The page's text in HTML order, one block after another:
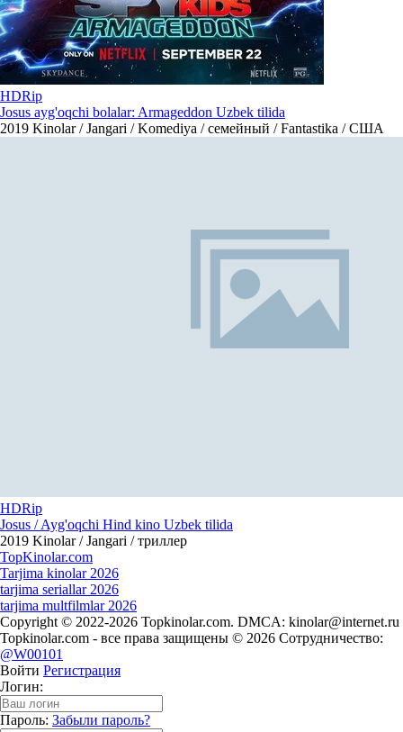
HDRip
Josus ayg'oqchi bolalar: Armageddon Uzbek tilida
2019 Kinolar / Jangari / Komediya / семейный / Fantastika / США
HDRip
Josus / Ayg'oqchi Hind kino Uzbek tilida
2019 Kinolar / Jangari / триллер
TopKinolar.com
Tarjima kinolar 2026
tarjima seriallar 2026
tarjima multfilmlar 2026
Copyright © 2022-2026 Topkinolar.com. DMCA: kinolar@internet.ru
Topkinolar.com - все права защищены © 2026 Сотрудничество:
@W00101
Войти Регистрация
Логин:
Пароль: Забыли пароль?